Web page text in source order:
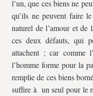
l’un, que ces biens ne
qu’ils ne peuvent faire
naturel de l’amour et de
ces deux défauts, qui
attachent ; car comme
l’homme forme pour la
remplie de ces biens
suffire à un seul pour le